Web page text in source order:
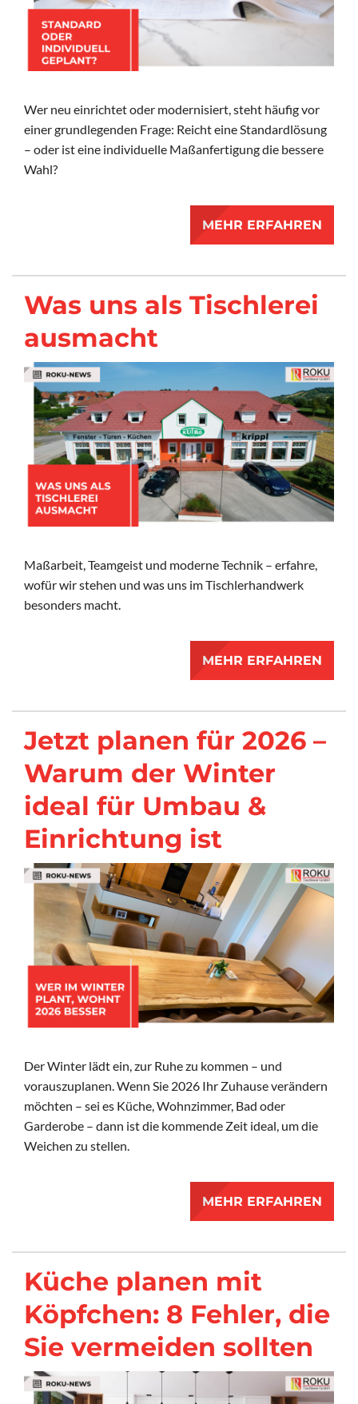
Wer neu einrichtet oder modernisiert, steht häufig vor
einer grundlegenden Frage: Reicht eine Standardlösung
– oder ist eine individuelle Maßanfertigung die bessere
Wahl?
MEHR ERFAHREN
Was uns als Tischlerei
ausmacht
Maßarbeit, Teamgeist und moderne Technik – erfahre,
wofür wir stehen und was uns im Tischlerhandwerk
besonders macht.
MEHR ERFAHREN
Jetzt planen für 2026 –
Warum der Winter
ideal für Umbau &
Einrichtung ist
Der Winter lädt ein, zur Ruhe zu kommen – und
vorauszuplanen. Wenn Sie 2026 Ihr Zuhause verändern
möchten – sei es Küche, Wohnzimmer, Bad oder
Garderobe – dann ist die kommende Zeit ideal, um die
Weichen zu stellen.
MEHR ERFAHREN
Küche planen mit
Köpfchen: 8 Fehler, die
Sie vermeiden sollten